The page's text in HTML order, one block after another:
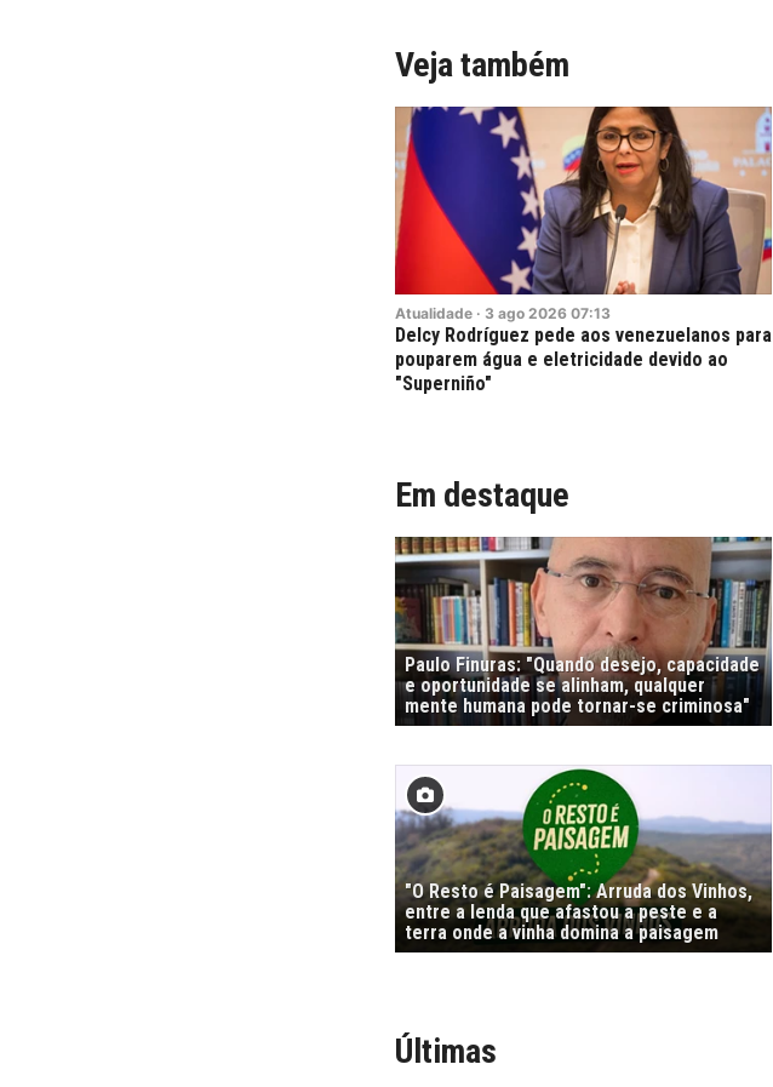
Veja também
Atualidade · 3 ago 2026 07:13
Delcy Rodríguez pede aos venezuelanos para
pouparem água e eletricidade devido ao
"Superniño"
Em destaque
Paulo Finuras: "Quando desejo, capacidade
e oportunidade se alinham, qualquer
mente humana pode tornar-se criminosa"
"O Resto é Paisagem": Arruda dos Vinhos,
entre a lenda que afastou a peste e a
terra onde a vinha domina a paisagem
Últimas